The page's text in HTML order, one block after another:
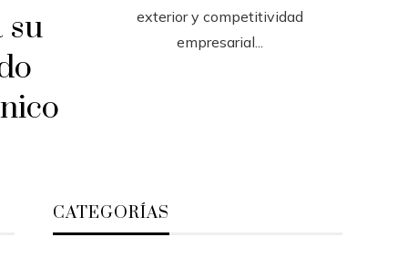
su
exterior y competitividad
empresarial...
CATEGORÍAS